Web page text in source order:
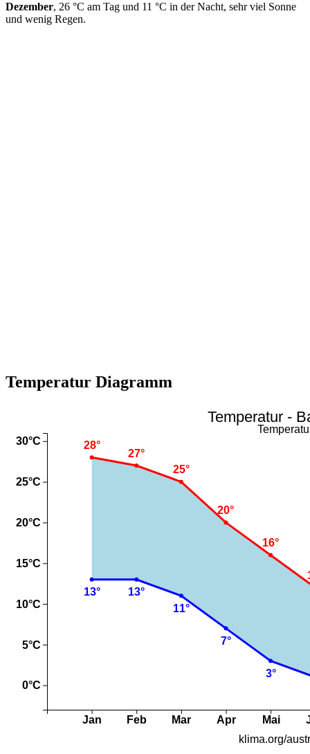
Dezember, 26 °C am Tag und 11 °C in der Nacht, sehr viel Sonne
und wenig Regen.
Temperatur Diagramm